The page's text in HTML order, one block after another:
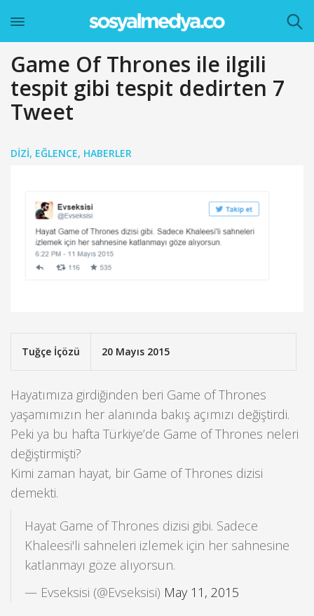
Game Of Thrones ile ilgili
tespit gibi tespit dedirten 7
Tweet
DIZI, EĞLENCE, HABERLER
Tuğçe İçözü 20 Mayıs 2015
Hayatımıza girdiğinden beri Game of Thrones
yaşamımızın her alanında bakış açımızı değiştirdi.
Peki ya bu hafta Türkiye’de Game of Thrones neleri
değiştirmişti?
Kimi zaman hayat, bir Game of Thrones dizisi
demekti.
Hayat Game of Thrones dizisi gibi. Sadece
Khaleesi'li sahneleri izlemek için her sahnesine
katlanmayı göze alıyorsun.
— Evseksisi (@Evseksisi) May 11, 2015